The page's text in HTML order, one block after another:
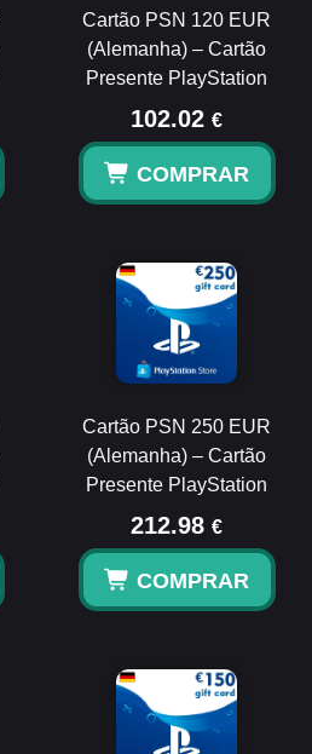
Cartão PSN 120 EUR
(Alemanha) – Cartão
Presente PlayStation
102.02 €
COMPRAR
Cartão PSN 250 EUR
(Alemanha) – Cartão
Presente PlayStation
212.98 €
COMPRAR